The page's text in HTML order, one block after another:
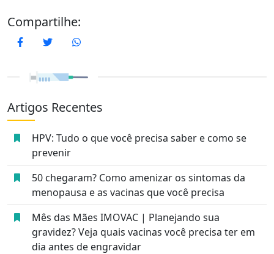
Compartilhe:
FacebookTwitterWhatsApp
Artigos Recentes
HPV: Tudo o que você precisa saber e como se
prevenir
50 chegaram? Como amenizar os sintomas da
menopausa e as vacinas que você precisa
Mês das Mães IMOVAC | Planejando sua
gravidez? Veja quais vacinas você precisa ter em
dia antes de engravidar